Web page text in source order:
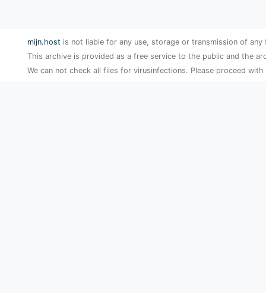
mijn.host is not liable for any use, storage or transmission of
This archive is provided as a free service to the public and the
We can not check all files for virusinfections. Please proceed with